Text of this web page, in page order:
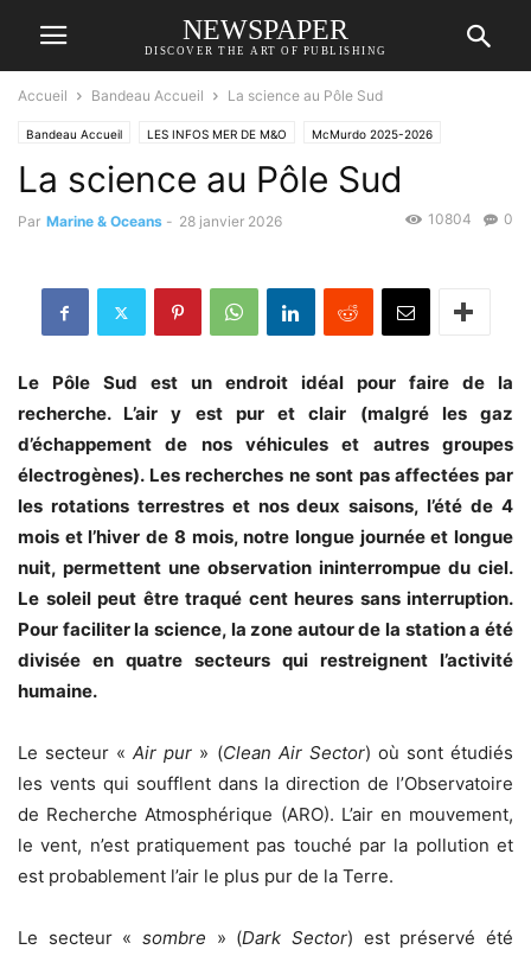
NEWSPAPER
DISCOVER THE ART OF PUBLISHING
Accueil Bandeau Accueil La science au Pôle Sud
Bandeau Accueil LES INFOS MER DE M&O McMurdo 2025-2026
La science au Pôle Sud
Par Marine & Oceans - 28 janvier 2026 0
10804
Le Pôle Sud est un endroit idéal pour faire de la
recherche. L’air y est pur et clair (malgré les gaz
d’échappement de nos véhicules et autres groupes
électrogènes). Les recherches ne sont pas affectées par
les rotations terrestres et nos deux saisons, l’été de 4
mois et l’hiver de 8 mois, notre longue journée et longue
nuit, permettent une observation ininterrompue du ciel.
Le soleil peut être traqué cent heures sans interruption.
Pour faciliter la science, la zone autour de la station a été
divisée en quatre secteurs qui restreignent l’activité
humaine.
Le secteur «Air pur » (Clean Air Sector) où sont étudiés
les vents qui soufflent dans la direction de l’Observatoire
de Recherche Atmosphérique (ARO). L’air en mouvement,
le vent, n’est pratiquement pas touché par la pollution et
est probablement l’air le plus pur de la Terre.
Le secteur « sombre » (Dark Sector) est préservé été